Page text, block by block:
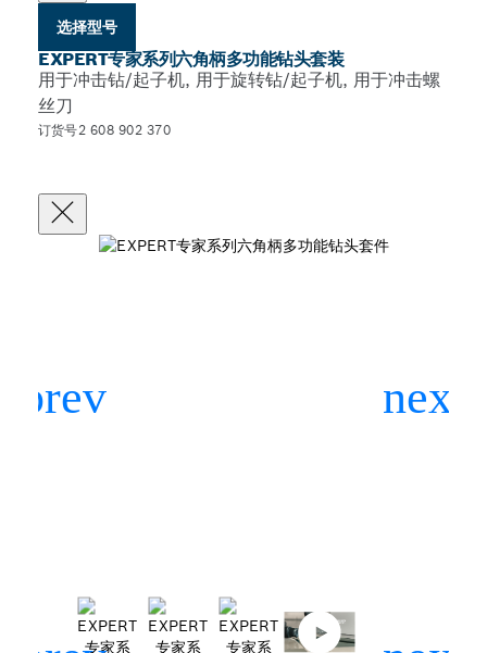
选择型号
EXPERT专家系列六角柄多功能钻头套装
用于冲击钻/起子机, 用于旋转钻/起子机, 用于冲击螺
丝刀
订货号2 608 902 370